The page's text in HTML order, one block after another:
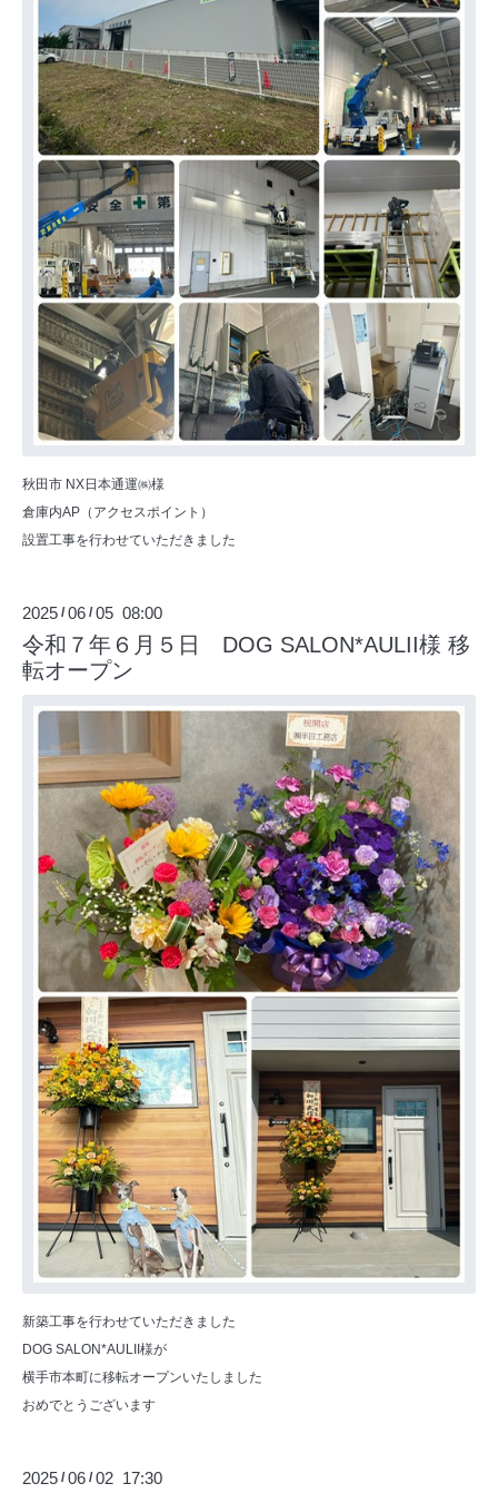
秋田市 NX日本通運㈱様
倉庫内AP（アクセスポイント）
設置工事を行わせていただきました
2025 /06 /05 08:00
令和７年６月５日 DOG SALON*AULII様 移
転オープン
新築工事を行わせていただきました
DOG SALON*AULII様が
横手市本町に移転オープンいたしました
おめでとうございます
2025 /06 /02 17:30